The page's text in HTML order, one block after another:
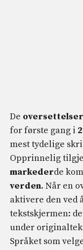
De
for første gang i
mest tydelige
Opprinnelig
markederde
verden. Når en
aktivere den ved
tekstskjermen:
under
Språket som